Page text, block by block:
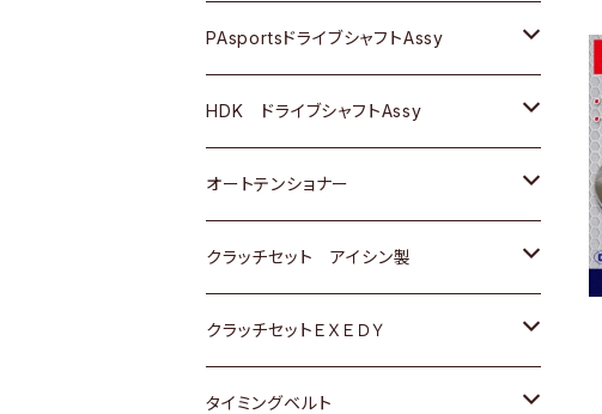
スバル
ＢＥＮＺ
スバル
三菱
スバル
マツダ
三菱
スバル
ダイハツ
マツダ
三菱
スバル
ダイハツ
マツダ
三菱
スバル
スズキ
日産
いすゞ
ダイハツ
マツダ
三菱
ＢＥＮＺ
ＢＭＷ
GOLF
ＷＡＧＥＮ
アストロ（シボレー）
クライスラー
ＢＥＮＺ
ＢＭＷ
ＷＡＧＥＮ
ＶＯＬＶＯ
PAsportsドライブシャフトAssy
トヨタ
ホンダ
スズキ
日産
ダイハツ
HDK ドライブシャフトAssy
スズキ
ダイハツ
日産
ホンダ
オートテンショナー
トヨタ
クラッチセット アイシン製
ホンダ
スズキ
クラッチセットＥＸＥＤＹ
ホンダ
タイミングベルト